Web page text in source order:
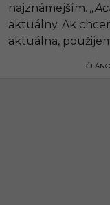
najznámejším.
aktuálny. Ak
aktuálna,